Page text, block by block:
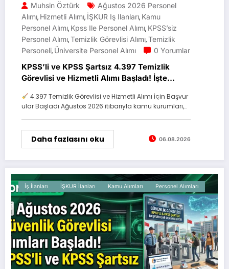
Muhsin Öztürk
Ağustos 2026 Personel
Alımı, Hizmetli Alımı, İŞKUR Iş Ilanları, Kamu
Personel Alımı, Kpss Ile Personel Alımı, KPSS’siz
Personel Alımı,Temizlik Görevlisi Alımı,Temizlik
Personeli, Üniversite Personel Alımı 0 Yorumlar
KPSS’li ve KPSS Şartsız 4.397 Temizlik
Görevlisi ve Hizmetli Alımı Başladı! İşte
4.397 Temizlik Görevlisi ve Hizmetli Alımı İçin Başvur
ular Başladı Ağustos 2026 itibarıyla kamu kurumları,…
Daha fazlasını oku 06.08.2026
İş İlanları İŞKUR İlanları Kamu Alımları Personel Alımları